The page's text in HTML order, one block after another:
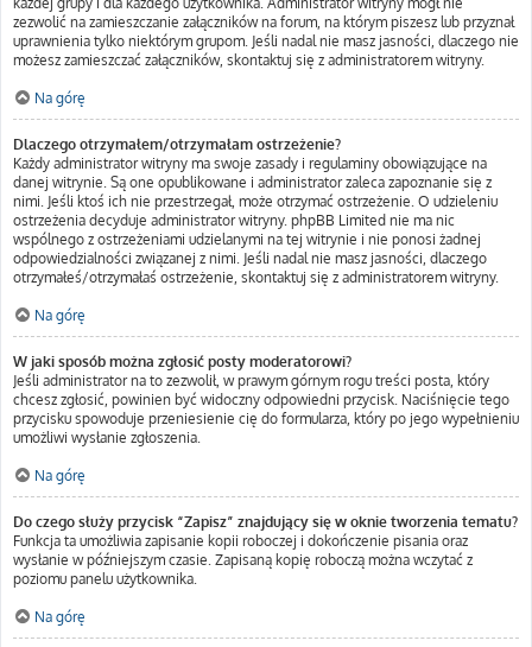
zezwolić na zamieszczanie załączników na forum, na którym piszesz lub przyznał
uprawnienia tylko niektórym grupom. Jeśli nadal nie masz jasności, dlaczego nie
możesz zamieszczać załączników, skontaktuj się z administratorem witryny.
Na górę
Dlaczego otrzymałem/otrzymałam ostrzeżenie?
Każdy administrator witryny ma swoje zasady i regulaminy obowiązujące na
danej witrynie. Są one opublikowane i administrator zaleca zapoznanie się z
nimi. Jeśli ktoś ich nie przestrzegał, może otrzymać ostrzeżenie. O udzieleniu
ostrzeżenia decyduje administrator witryny. phpBB Limited nie ma nic
wspólnego z ostrzeżeniami udzielanymi na tej witrynie i nie ponosi żadnej
odpowiedzialności związanej z nimi. Jeśli nadal nie masz jasności, dlaczego
otrzymałeś/otrzymałaś ostrzeżenie, skontaktuj się z administratorem witryny.
Na górę
W jaki sposób można zgłosić posty moderatorowi?
Jeśli administrator na to zezwolił, w prawym górnym rogu treści posta, który
chcesz zgłosić, powinien być widoczny odpowiedni przycisk. Naciśnięcie tego
przycisku spowoduje przeniesienie cię do formularza, który po jego wypełnieniu
umożliwi wysłanie zgłoszenia.
Na górę
Do czego służy przycisk “Zapisz” znajdujący się w oknie tworzenia tematu?
Funkcja ta umożliwia zapisanie kopii roboczej i dokończenie pisania oraz
wysłanie w późniejszym czasie. Zapisaną kopię roboczą można wczytać z
poziomu panelu użytkownika.
Na górę